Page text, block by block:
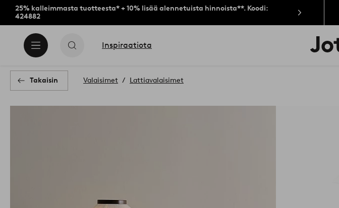
25% kalleimmasta tuotteesta* + 10% lisää alennetuista hinnoista**. Koodi:
424882
Inspiraatiota
Jotex-
logo
Takaisin Valaisimet Lattiavalaisimet